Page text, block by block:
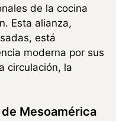
de la cocina
Esta alianza,
está
moderna por sus
circulación, la
Mesoamérica